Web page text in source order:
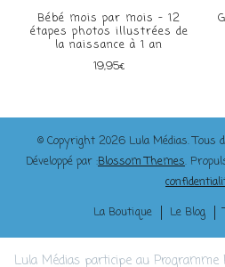
Bébé mois par mois – 12
étapes photos illustrées de
la naissance à 1 an
19,95€
© Copyright 2026 Lula Médias. Tous
Développé par :Blossom Themes.
La Boutique
Le Blog
Lula Médias participe au Programme